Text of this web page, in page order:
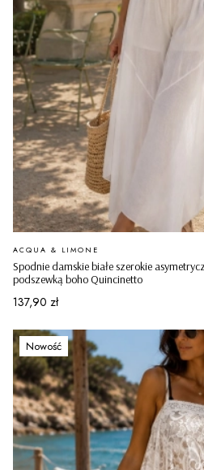
Spodnie damskie białe szerokie
podszewką boho Quincinetto
PRODUCENT
ACQUA & LIMONE
Cena
137,90 zł
Nowość